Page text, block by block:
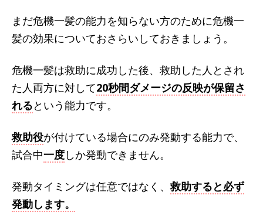
まだ危機一髪の能力を知らない方のために危機一
髪の効果についておさらいしておきましょう。
危機一髪は救助に成功した後、救助した人とされ
た人両方に対して20秒間ダメージの反映が保留さ
れるという能力です。
救助役が付けている場合にのみ発動する能力で、
試合中一度しか発動できません。
発動タイミングは任意ではなく、救助すると必ず
発動します。